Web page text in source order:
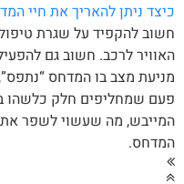
ניתן להאריך את חיי
להקפיד על שגרת
לרכב. חשוב גם
מצב בו המדחס “נתפס”,
שמחליפים חלק כלשהו
מה שעשוי לשפר את